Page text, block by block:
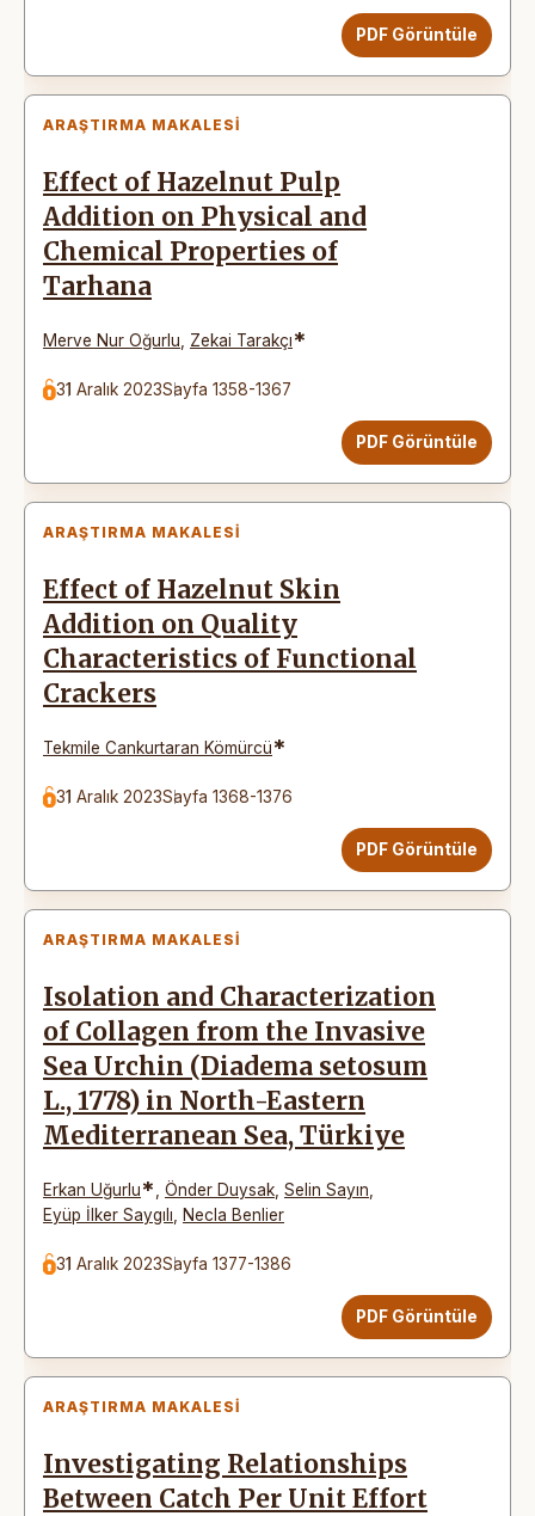
PDF Görüntüle
ARAŞTIRMA MAKALESI
Effect of Hazelnut Pulp
Addition on Physical and
Chemical Properties of
Tarhana
Merve Nur Oğurlu Zekai Tarakçı*
31 Aralık 2023Sayfa 1358-1367
PDF Görüntüle
ARAŞTIRMA MAKALESI
Effect of Hazelnut Skin
Addition on Quality
Characteristics of Functional
Crackers
Tekmile Cankurtaran Kömürcü*
31 Aralık 2023Sayfa 1368-1376
PDF Görüntüle
ARAŞTIRMA MAKALESI
Isolation and Characterization
of Collagen from the Invasive
Sea Urchin (Diadema setosum
L., 1778) in North-Eastern
Mediterranean Sea, Türkiye
Erkan Uğurlu* Önder Duysak Selin Sayın
Eyüp İlker Saygılı
Necla Benlier
31 Aralık 2023Sayfa 1377-1386
PDF Görüntüle
ARAŞTIRMA MAKALESI
Investigating Relationships
Between Catch Per Unit Effort